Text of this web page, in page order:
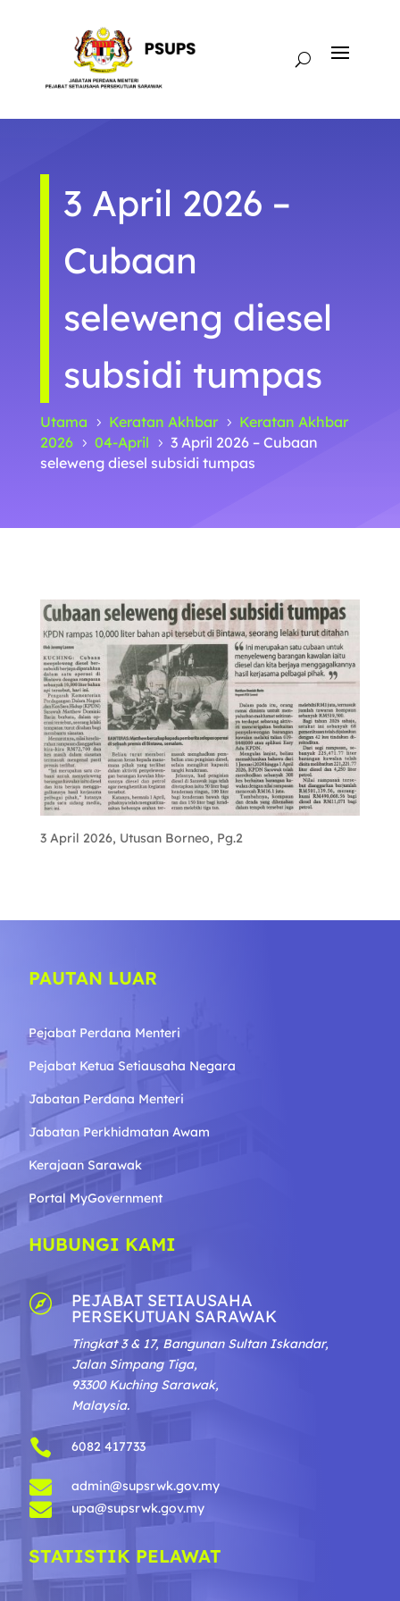
3 April 2026 –
Cubaan
seleweng diesel
subsidi tumpas
Utama 5 Keratan Akhbar 5
Keratan Akhbar
2026
5 04-April 5 3 April 2026 – Cubaan
seleweng diesel subsidi tumpas
3 April 2026, Utusan Borneo, Pg.2
PAUTAN LUAR
Pejabat Perdana Menteri
Pejabat Ketua Setiausaha Negara
Jabatan Perdana Menteri
Jabatan Perkhidmatan Awam
Kerajaan Sarawak
Portal MyGovernment
HUBUNGI KAMI
 PEJABAT SETIAUSAHA
PERSEKUTUAN SARAWAK
Tingkat 3 & 17, Bangunan Sultan Iskandar,
Jalan Simpang Tiga,
93300 Kuching Sarawak,
Malaysia.
 6082 417733
 admin@supsrwk.gov.my
 upa@supsrwk.gov.my
STATISTIK PELAWAT